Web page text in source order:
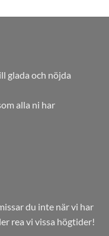
glada och nöjda
alla ni har
du inte när vi har
rea vi vissa högtider!